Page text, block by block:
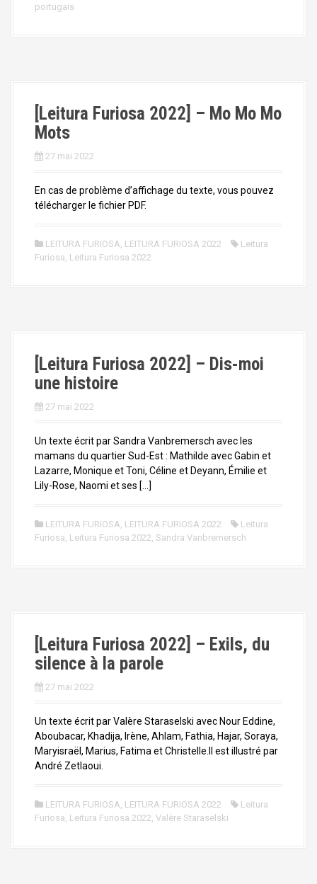
portugais
[Leitura Furiosa 2022] – Mo Mo Mo
Mots
27 mai 2022
En cas de problème d’affichage du texte, vous pouvez
télécharger le fichier PDF.
LEITURA FURIOSA LEITURA FURIOSA 2022
Leitura
Furiosa Leitura Furiosa 2022
[Leitura Furiosa 2022] – Dis-moi
une histoire
27 mai 2022
Un texte écrit par Sandra Vanbremersch avec les
mamans du quartier Sud-Est : Mathilde avec Gabin et
Lazarre, Monique et Toni, Céline et Deyann, Émilie et
Lily-Rose, Naomi et ses […]
LEITURA FURIOSA LEITURA FURIOSA 2022
Leitura
Furiosa Leitura Furiosa 2022 Sandra Vanbremersch
[Leitura Furiosa 2022] – Exils, du
silence à la parole
27 mai 2022
Un texte écrit par Valère Staraselski avec Nour Eddine,
Aboubacar, Khadija, Irène, Ahlam, Fathia, Hajar, Soraya,
Maryisraël, Marius, Fatima et Christelle.Il est illustré par
André Zetlaoui.
LEITURA FURIOSA LEITURA FURIOSA 2022
Leitura
Furiosa Leitura Furiosa 2022 Valère Staraselski